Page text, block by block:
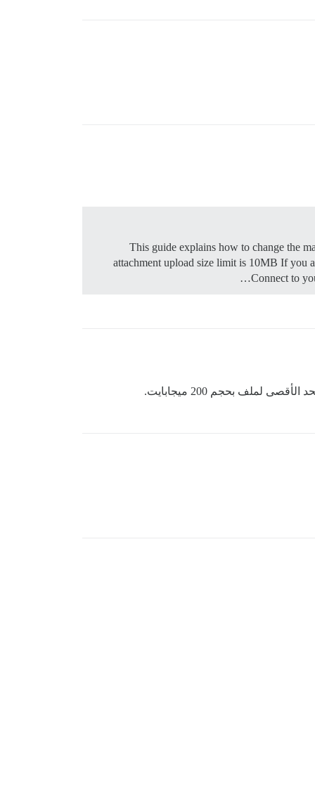
attachment upload size limit is 10MB If you
Connect to